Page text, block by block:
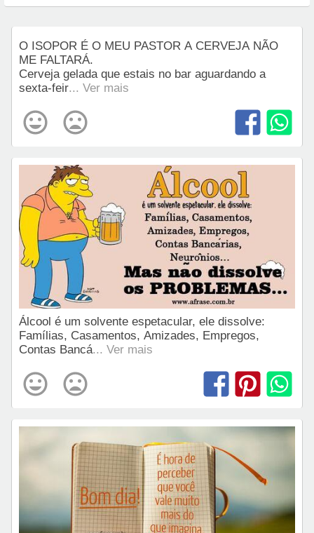
O ISOPOR É O MEU PASTOR A CERVEJA NÃO
ME FALTARÁ.
Cerveja gelada que estais no bar aguardando a
sexta-feir... Ver mais
Álcool é um solvente espetacular, ele dissolve:
Famílias, Casamentos, Amizades, Empregos,
Contas Bancá... Ver mais